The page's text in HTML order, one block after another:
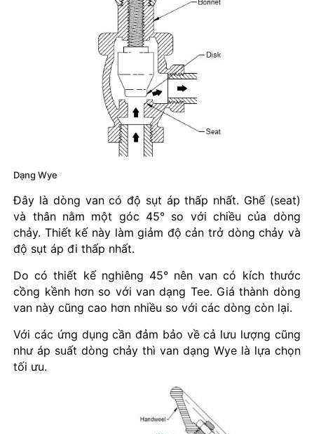
Dạng Wye
Đây là dòng van có độ sụt áp thấp nhất. Ghế (seat)
và thân nằm một góc 45° so với chiều của dòng
chảy. Thiết kế này làm giảm độ cản trở dòng chảy và
độ sụt áp đi thấp nhất.
Do có thiết kế nghiêng 45° nên van có kích thước
cồng kềnh hơn so với van dạng Tee. Giá thành dòng
van này cũng cao hơn nhiều so với các dòng còn lại.
Với các ứng dụng cần đảm bảo về cả lưu lượng cũng
như áp suất dòng chảy thì van dạng Wye là lựa chọn
tối ưu.